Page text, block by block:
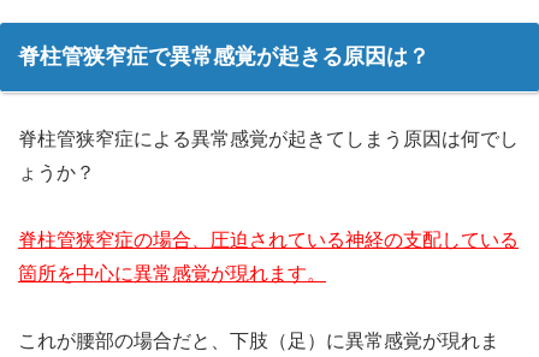
脊柱管狭窄症で異常感覚が起きる原因は？
脊柱管狭窄症による異常感覚が起きてしまう原因は何でし
ょうか？
脊柱管狭窄症の場合、圧迫されている神経の支配している
箇所を中心に異常感覚が現れます。
これが腰部の場合だと、下肢（足）に異常感覚が現れま